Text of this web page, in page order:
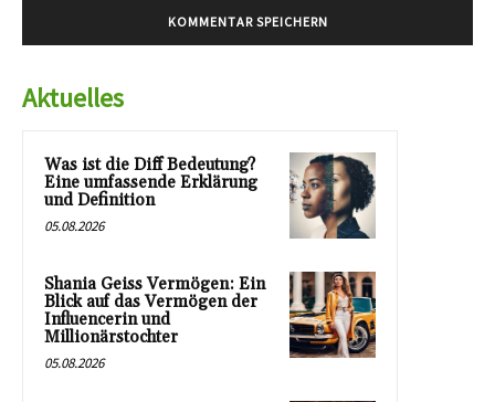
Aktuelles
Was ist die Diff Bedeutung?
Eine umfassende Erklärung
und Definition
05.08.2026
Shania Geiss Vermögen: Ein
Blick auf das Vermögen der
Influencerin und
Millionärstochter
05.08.2026